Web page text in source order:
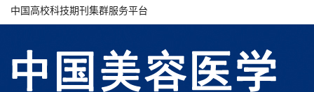
中国高校科技期刊集群服务平台